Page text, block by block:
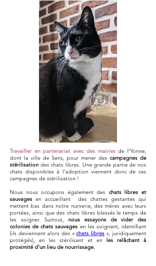
Miles, adopté en 2021.
Instagram @milesdavid__
Travailler en partenariat avec des mairiesde l'Yonne,
dont la ville de Sens, pour mener des campagnes de
stérilisation des chats libres. Une grande partie de nos
chats disponibles à l'adoption viennent donc de ces
campagnes de stérilisation !
Nous nous occupons également des chats libres et
sauvages en accueillant des chattes gestantes qui
mettent bas dans notre nurserie, des mères avec leurs
portées, ainsi que des chats libres blessés le temps de
les soigner. Surtout,nous essayons de vider des
colonies de chats sauvages en les soignant, identifiant
(ils deviennent alors des «chats libres », juridiquement
protégés), en les stérilisant et en les relâchant à
proximité d'un lieu de nourrissage.